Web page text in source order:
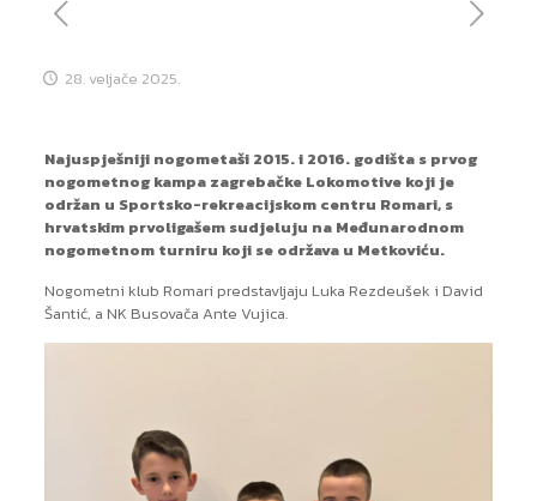
28. veljače 2025.
Najuspješniji nogometaši 2015. i 2016. godišta s prvog
nogometnog kampa zagrebačke Lokomotive koji je
održan u Sportsko-rekreacijskom centru Romari, s
hrvatskim prvoligašem sudjeluju na Međunarodnom
nogometnom turniru koji se održava u Metkoviću.
Nogometni klub Romari predstavljaju Luka Rezdeušek i David
Šantić, a NK Busovača Ante Vujica.